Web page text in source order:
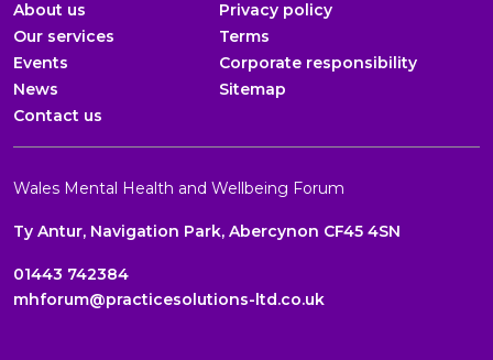
About us
Our services
Events
News
Contact us
Privacy policy
Terms
Corporate responsibility
Sitemap
Wales Mental Health and Wellbeing Forum
Ty Antur, Navigation Park, Abercynon CF45 4SN
01443 742384
mhforum@practicesolutions-ltd.co.uk